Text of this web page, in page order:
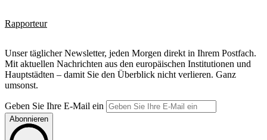
Rapporteur
Unser täglicher Newsletter, jeden Morgen direkt in Ihrem Postfach.
Mit aktuellen Nachrichten aus den europäischen Institutionen und
Hauptstädten – damit Sie den Überblick nicht verlieren. Ganz
umsonst.
Geben Sie Ihre E-Mail ein
Abonnieren